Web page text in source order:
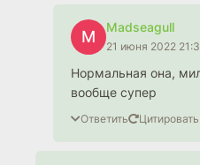
M
Madseagull
21 июня 2022
Нормальная она,
вообще супер
Ответить Цитировать